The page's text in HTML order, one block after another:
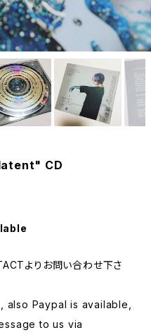
latent" CD
よりお問い合わせ下さ
Paypal is available,
to us via